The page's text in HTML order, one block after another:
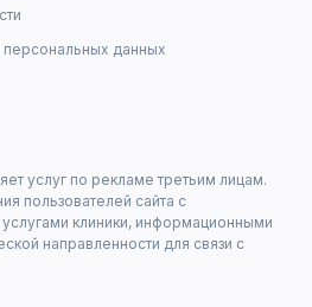
персональных данных
услуг по рекламе третьим лицам.
пользователей сайта с
клиники, информационными
направленности для связи с